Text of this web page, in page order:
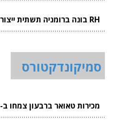
RH בונה ברומניה תשתית ייצור ביטחוני ישראלית
סמיקונדקטורס
מכירות טאואר ברבעון צמחו ב-24%